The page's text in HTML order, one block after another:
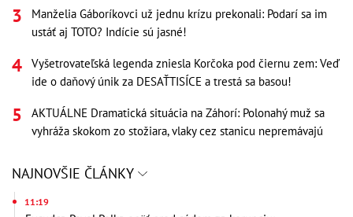
Manželia Gáboríkovci už jednu krízu prekonali: Podarí sa im
ustáť aj TOTO? Indície sú jasné!
Vyšetrovateľská legenda zniesla Korčoka pod čiernu zem: Veď
ide o daňový únik za DESAŤTISÍCE a trestá sa basou!
AKTUÁLNE Dramatická situácia na Záhorí: Polonahý muž sa
vyhráža skokom zo stožiara, vlaky cez stanicu nepremávajú
NAJNOVŠIE ČLÁNKY
11:19